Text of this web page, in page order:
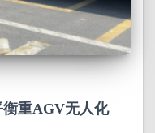
重AGV无人化